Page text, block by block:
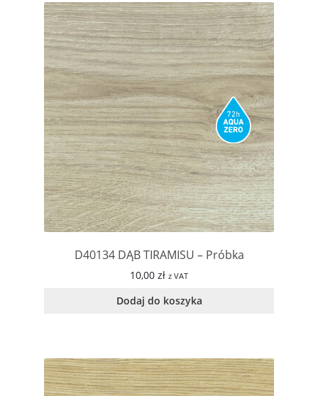
D40134 DĄB TIRAMISU – Próbka
10,00 zł z VAT
Dodaj do koszyka